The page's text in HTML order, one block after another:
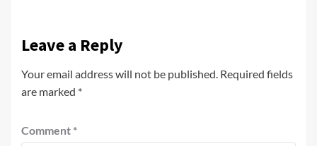
Leave a Reply
Your email address will not be published. Required fields
are marked *
Comment *